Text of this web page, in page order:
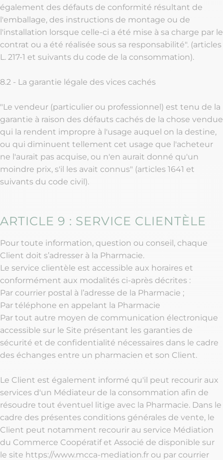
également des défauts de conformité résultant de
l'emballage, des instructions de montage ou de
l'installation lorsque celle-ci a été mise à sa charge par le
contrat ou a été réalisée sous sa responsabilité". (articles
L. 217-1 et suivants du code de la consommation).
8.2 - La garantie légale des vices cachés
"Le vendeur (particulier ou professionnel) est tenu de la
garantie à raison des défauts cachés de la chose vendue
qui la rendent impropre à l'usage auquel on la destine,
ou qui diminuent tellement cet usage que l'acheteur
ne l'aurait pas acquise, ou n'en aurait donné qu'un
moindre prix, s'il les avait connus" (articles 1641 et
suivants du code civil).
ARTICLE 9 : SERVICE CLIENTÈLE
Pour toute information, question ou conseil, chaque
Client doit s’adresser à la Pharmacie.
Le service clientèle est accessible aux horaires et
conformément aux modalités ci-après décrites :
Par courrier postal à l’adresse de la Pharmacie ;
Par téléphone en appelant la Pharmacie
Par tout autre moyen de communication électronique
accessible sur le Site présentant les garanties de
sécurité et de confidentialité nécessaires dans le cadre
des échanges entre un pharmacien et son Client.
Le Client est également informé qu'il peut recourir aux
services d'un Médiateur de la consommation afin de
résoudre tout éventuel litige avec la Pharmacie. Dans le
cadre des présentes conditions générales de vente, le
Client peut notamment recourir au service Médiation
du Commerce Coopératif et Associé de disponible sur
le site https://www.mcca-mediation.fr ou par courrier